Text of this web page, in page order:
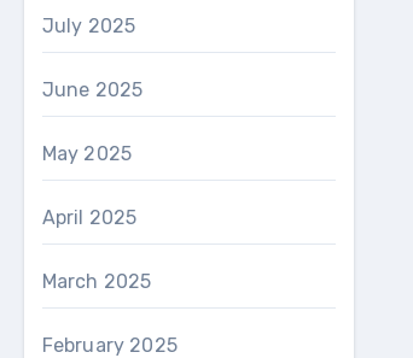
July 2025
June 2025
May 2025
April 2025
March 2025
February 2025